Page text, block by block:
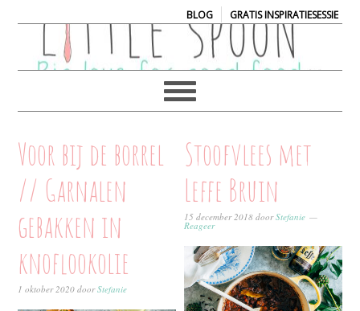
BLOG| GRATIS INSPIRATIESESSIE
Voor bij de borrel
// Garnalen
gebakken in
knoflookolie
1 oktober 2020 doorStefanie
Stoofvlees met
Leffe Bruin
15 december 2018 doorStefanie
Reageer